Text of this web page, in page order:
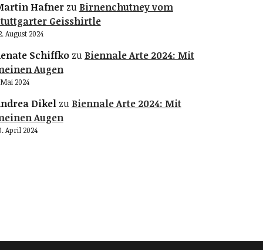
Hafnerzu Birnenchutney vom
Geisshirtle
August 2024
Schiffkozu Biennale Arte 2024: Mit
Augen
Mai 2024
Dikelzu Biennale Arte 2024: Mit
Augen
April 2024